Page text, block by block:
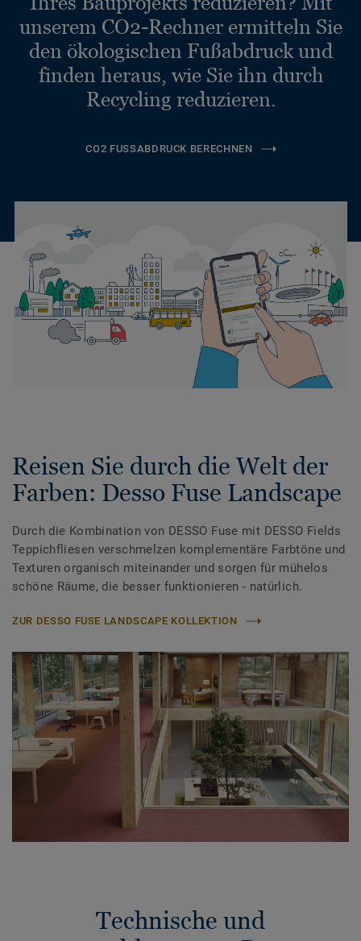
unserem CO2-Rechner ermitteln Sie
den ökologischen Fußabdruck und
finden heraus, wie Sie ihn durch
Recycling reduzieren.
CO2 FUSSABDRUCK BERECHNEN
Reisen Sie durch die Welt der
Farben: Desso Fuse Landscape
Durch die Kombination von DESSO Fuse mit DESSO Fields
Teppichfliesen verschmelzen komplementäre Farbtöne und
Texturen organisch miteinander und sorgen für mühelos
schöne Räume, die besser funktionieren - natürlich.
ZUR DESSO FUSE LANDSCAPE KOLLEKTION
Technische und